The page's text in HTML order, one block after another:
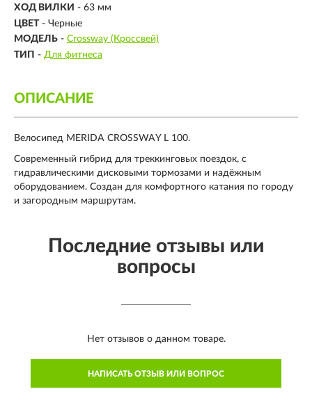
ХОД ВИЛКИ - 63 мм
ЦВЕТ - Черные
МОДЕЛЬ - Crossway (Кроссвей)
ТИП - Для фитнеса
ОПИСАНИЕ
Велосипед MERIDA CROSSWAY L 100.
Современный гибрид для треккинговых поездок, с
гидравлическими дисковыми тормозами и надёжным
оборудованием. Создан для комфортного катания по городу
и загородным маршрутам.
Последние отзывы или
вопросы
Нет отзывов о данном товаре.
НАПИСАТЬ ОТЗЫВ ИЛИ ВОПРОС